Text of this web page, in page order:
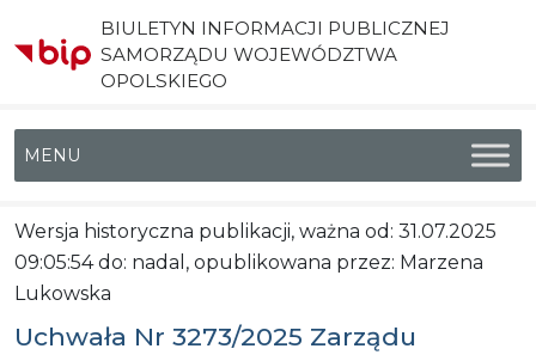
BIULETYN INFORMACJI PUBLICZNEJ
SAMORZĄDU WOJEWÓDZTWA
OPOLSKIEGO
Menu główne
Wersja historyczna publikacji, ważna od: 31.07.2025
09:05:54 do: nadal, opublikowana przez: Marzena
Lukowska
Uchwała Nr 3273/2025 Zarządu